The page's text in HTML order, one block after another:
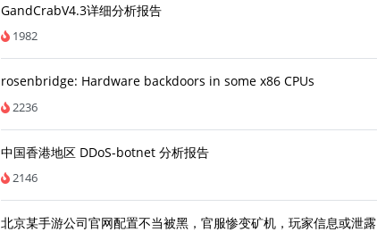
GandCrabV4.3详细分析报告
1982
rosenbridge: Hardware backdoors in some x86 CPUs
2236
中国香港地区 DDoS-botnet 分析报告
2146
北京某手游公司官网配置不当被黑，官服惨变矿机，玩家信息或泄露